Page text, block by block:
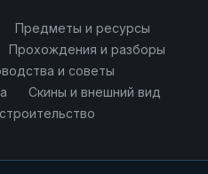
Предметы и ресурсы
Прохождения и разборы
и советы
Скины и внешний вид